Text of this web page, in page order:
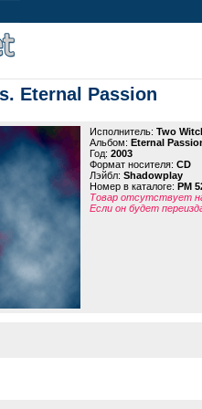
Eternal Passion
Исполнитель: Two
Альбом: Eternal
Год: 2003
Формат носителя: CD
Лэйбл: Shadowplay
Номер в каталоге: PM
Товар отсутствует
Если он будет